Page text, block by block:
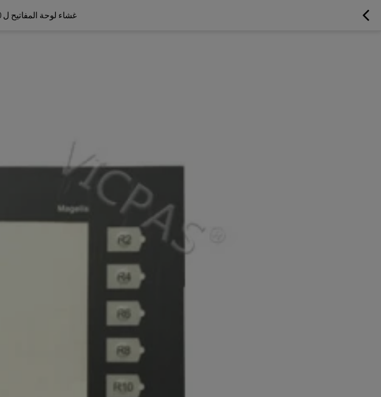
غشاء لوحة المفاتيح ل XBTGK2330 تبديل لوحة المفاتيح غشاء